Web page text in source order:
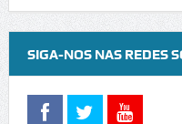
SIGA-NOS NAS REDES